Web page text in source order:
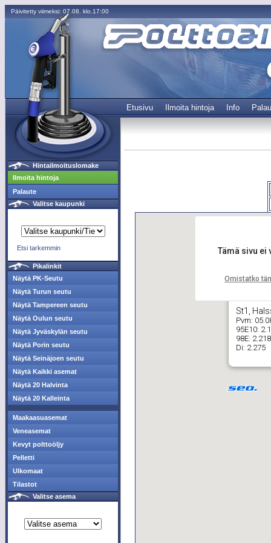
Päivitetty viimeksi: 07.08. klo.17:00
Etusivu Ilmoita hintoja Info
Hintailmoituslomake
Ilmoita hintoja
Palaute
Valitse kaupunki
Etsi tarkemmin
Pikalinkit
Näytä PK-Seutu
Näytä Turun seutu
Näytä Tampereen seutu
Näytä Oulun seutu
Näytä Jyväskylän seutu
Näytä Porin seutu
Näytä Seinäjoen seutu
Näytä Kaikki asemat
Näytä 20 Halvinta
Näytä 20 Kalleinta
Maakaasuasemat
Veneasemat
Kevyt polttoöljy
Pelletti
Ulkomaat
Tilastot
Valitse asema
St1,
Pvm:
95E10:
98E: 2.218
Di: 2.275
Tämä sivu ei
Omistatko